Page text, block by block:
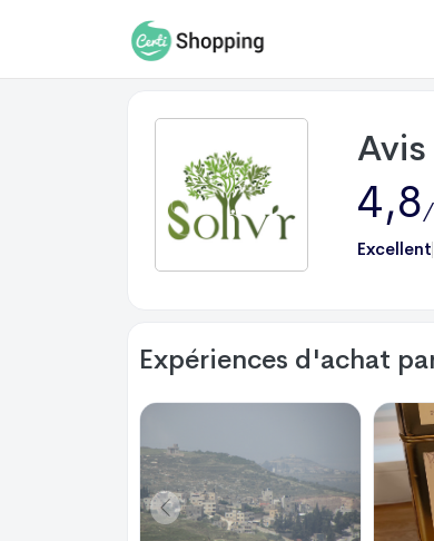
4,8
Excellent
Expériences d'achat